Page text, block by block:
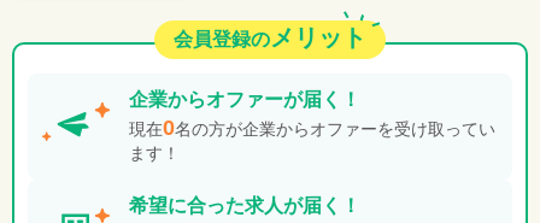
会員登録のメリット
企業からオファーが届く！
現在0名の方が企業からオファーを受け取ってい
ます！
希望に合った求人が届く！